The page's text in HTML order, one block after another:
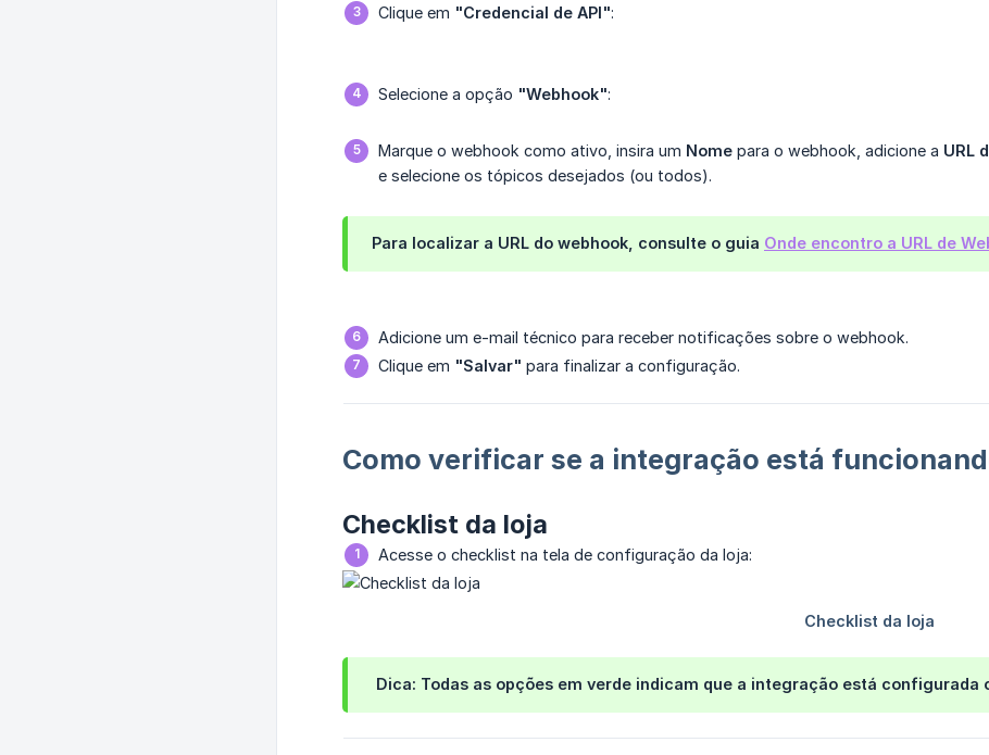
Clique em "Credencial de API":
Selecione a opção "Webhook":
Marque o webhook como ativo, insira um Nome para o webhook, adicione a URL
e selecione os tópicos desejados (ou todos).
Para localizar a URL do webhook, consulte o guia Onde encontro a URL de
Adicione um e-mail técnico para receber notificações sobre o webhook.
Clique em "Salvar" para finalizar a configuração.
Como verificar se a integração está
Checklist da loja
Acesse o checklist na tela de configuração da loja:
Dica: Todas as opções em verde indicam que a integração está configurada